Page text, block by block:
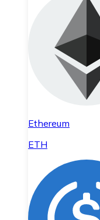
Ethereum
ETH